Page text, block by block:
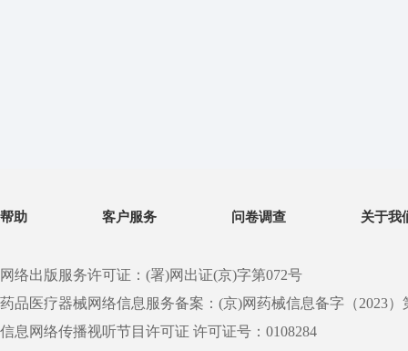
帮助 客户服务 问卷调查 关于我
网络出版服务许可证：(署)网出证(京)字第072号
药品医疗器械网络信息服务备案：(京)网药械信息备字（2023）
信息网络传播视听节目许可证 许可证号：0108284